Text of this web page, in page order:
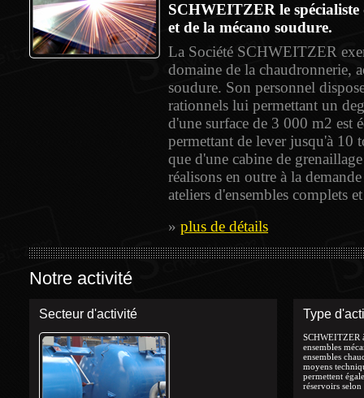
SCHWEITZER le
et de la mécano soudure.
La Société SCHWEITZER
domaine de la chaudronnerie,
soudure. Son personnel
rationnels lui permettant un
d'une surface de 3 000 m2 est
permettant de lever jusqu'à 10
que d'une cabine de
réalisons en outre à la
ateliers d'ensembles complets
» plus de détails
Notre activité
Secteur d'activité Type
SCHWEITZER
ensembles
ensembles
moyens
permettent
réservoirs